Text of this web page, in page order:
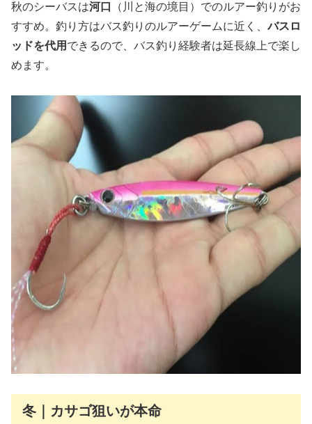
秋のシーバスは河口
（川と海の境目）でのルアー釣りがお
すすめ。釣り方はバス釣りのルアーゲームに近く、バスロ
ッドを代用 できるので、バス釣り経験者は延長線上で楽し
めます。
冬｜カサゴ狙いが本命